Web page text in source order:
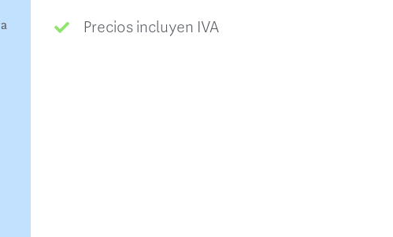
Precios incluyen IVA